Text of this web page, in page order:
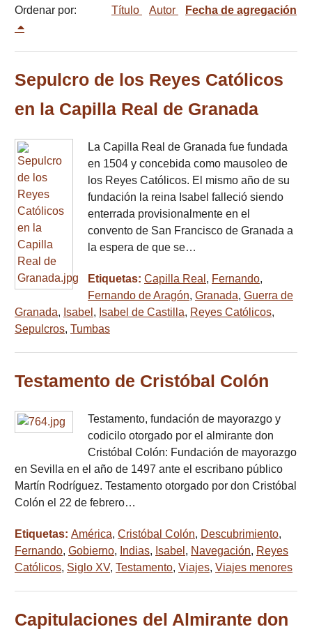
Ordenar por: Título Autor Fecha de agregación
Sepulcro de los Reyes Católicos
en la Capilla Real de Granada
La Capilla Real de Granada fue fundada
en 1504 y concebida como mausoleo de
los Reyes Católicos. El mismo año de su
fundación la reina Isabel falleció siendo
enterrada provisionalmente en el
convento de San Francisco de Granada a
la espera de que se…
Etiquetas: Capilla Real , Fernando,
Fernando de Aragón, Granada, Guerra de
Granada, Isabel , Isabel de Castilla, Reyes Católicos,
Sepulcros, Tumbas
Testamento de Cristóbal Colón
Testamento, fundación de mayorazgo y
codicilo otorgado por el almirante don
Cristóbal Colón: Fundación de mayorazgo
en Sevilla en el año de 1497 ante el escribano público
Martín Rodríguez. Testamento otorgado por don Cristóbal
Colón el 22 de febrero…
Etiquetas: América, Cristóbal Colón, Descubrimiento,
Fernando, Gobierno, Indias, Isabel , Navegación, Reyes
Católicos, Siglo XV, Testamento, Viajes, Viajes menores
Capitulaciones del Almirante don